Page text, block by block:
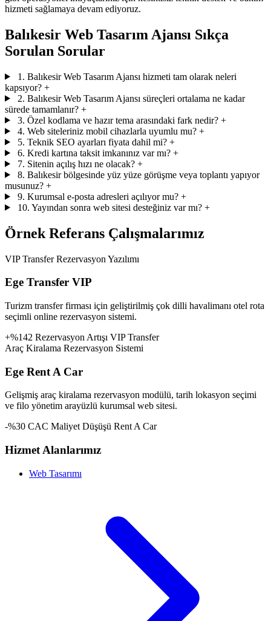
hizmeti sağlamaya devam ediyoruz.
Balıkesir Web Tasarım Ajansı Sıkça
Sorulan Sorular
1. Balıkesir Web Tasarım Ajansı hizmeti tam olarak neleri
kapsıyor? +
2. Balıkesir Web Tasarım Ajansı süreçleri ortalama ne kadar
sürede tamamlanır? +
3. Özel kodlama ve hazır tema arasındaki fark nedir? +
4. Web siteleriniz mobil cihazlarla uyumlu mu? +
5. Teknik SEO ayarları fiyata dahil mi? +
6. Kredi kartına taksit imkanınız var mı? +
7. Sitenin açılış hızı ne olacak? +
8. Balıkesir bölgesinde yüz yüze görüşme veya toplantı yapıyor
musunuz? +
9. Kurumsal e-posta adresleri açılıyor mu? +
10. Yayından sonra web sitesi desteğiniz var mı? +
Örnek Referans Çalışmalarımız
VIP Transfer Rezervasyon Yazılımı
Ege Transfer VIP
Turizm transfer firması için geliştirilmiş çok dilli havalimanı otel rota
seçimli online rezervasyon sistemi.
+%142 Rezervasyon Artışı VIP Transfer
Araç Kiralama Rezervasyon Sistemi
Ege Rent A Car
Gelişmiş araç kiralama rezervasyon modülü, tarih lokasyon seçimi
ve filo yönetim arayüzlü kurumsal web sitesi.
-%30 CAC Maliyet Düşüşü Rent A Car
Hizmet Alanlarımız
Web Tasarımı